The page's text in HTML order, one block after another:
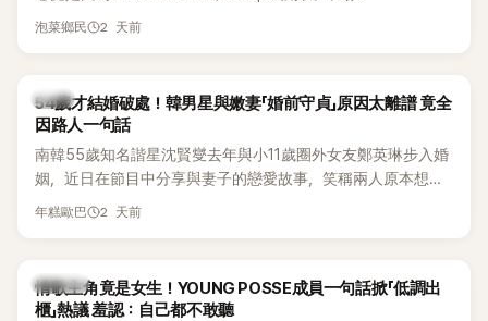
泡菜鄉民 2 天前
韓星
54歲才結婚破處！韓男星與嫩妻「婚前守貞」原因太離譜 竟全
因路人一句話
南韓55歲知名諧星沈賢燮去年與小11歲圈外女友鄭英琳步入婚
姻，近日在節目中分享與妻子的戀愛故事，笑稱兩人原本想享
受兩人世界，沒想到站在飯店門口時竟被路人認出，還一路替
年糕歐巴 2 天前
K-POP
情歌主角竟是女生！YOUNG POSSE成員一句話掀「低調出
櫃」熱議 羞認：自己都不敢聽